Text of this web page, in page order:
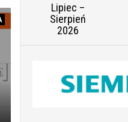
Lipiec –
Sierpień
2026